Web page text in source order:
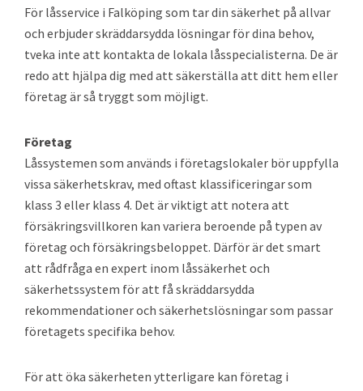
För låsservice i Falköping som tar din säkerhet på allvar
och erbjuder skräddarsydda lösningar för dina behov,
tveka inte att kontakta de lokala låsspecialisterna. De är
redo att hjälpa dig med att säkerställa att ditt hem eller
företag är så tryggt som möjligt.
Företag
Låssystemen som används i företagslokaler bör uppfylla
vissa säkerhetskrav, med oftast klassificeringar som
klass 3 eller klass 4. Det är viktigt att notera att
försäkringsvillkoren kan variera beroende på typen av
företag och försäkringsbeloppet. Därför är det smart
att rådfråga en expert inom låssäkerhet och
säkerhetssystem för att få skräddarsydda
rekommendationer och säkerhetslösningar som passar
företagets specifika behov.
För att öka säkerheten ytterligare kan företag i